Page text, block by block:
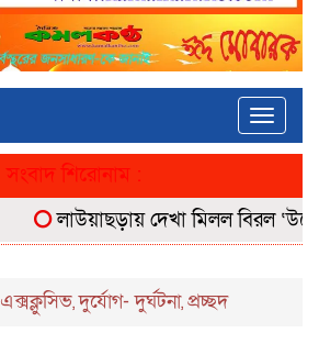
Toggle
সংবাদ শিরোনাম :
লাউয়াছড়ায় দেখা মিলল বিরল
এক্সক্লুসিভ,দুর্যোগ- দুর্ঘটনা, প্রচ্ছদ